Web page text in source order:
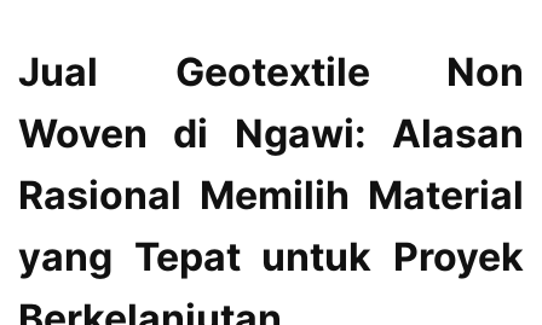
Jual Geotextile Non
Woven di Ngawi: Alasan
Rasional Memilih Material
yang Tepat untuk Proyek